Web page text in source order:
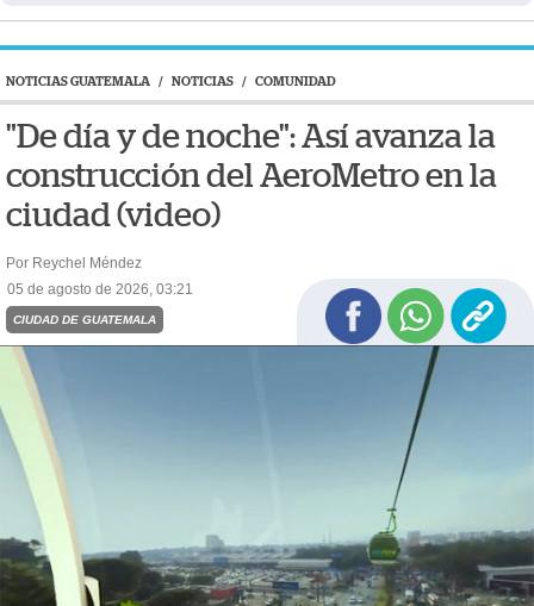
NOTICIAS GUATEMALA / NOTICIAS / COMUNIDAD
"De día y de noche": Así avanza la
construcción del AeroMetro en la
ciudad (video)
Por Reychel Méndez
05 de agosto de 2026, 03:21
CIUDAD DE GUATEMALA